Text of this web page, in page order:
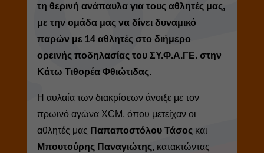
τη θερινή ανάπαυλα για τους αθλητές μας,
με την ομάδα μας να δίνει δυναμικό
παρών με 14 αθλητές στο διήμερο
ορεινής ποδηλασίας του ΣΥ.Φ.Α.ΓΕ. στην
Κάτω Τιθορέα Φθιώτιδας.
Η αυλαία των διακρίσεων άνοιξε με τον
πρωινό αγώνα XCM, όπου μετείχαν οι
αθλητές μας Παπαποστόλου Τάσος και
Μπουτούρης Παναγιώτης, κατακτώντας